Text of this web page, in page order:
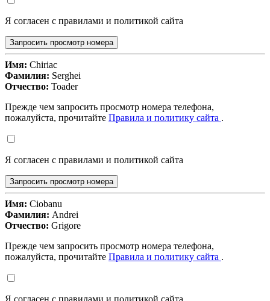
Я согласен с правилами и политикой сайта
Запросить просмотр номера
Имя: Chiriac
Фамилия: Serghei
Отчество: Toader
Прежде чем запросить просмотр номера телефона,
пожалуйста, прочитайте Правила и политику сайта .
Я согласен с правилами и политикой сайта
Запросить просмотр номера
Имя: Ciobanu
Фамилия: Andrei
Отчество: Grigore
Прежде чем запросить просмотр номера телефона,
пожалуйста, прочитайте Правила и политику сайта .